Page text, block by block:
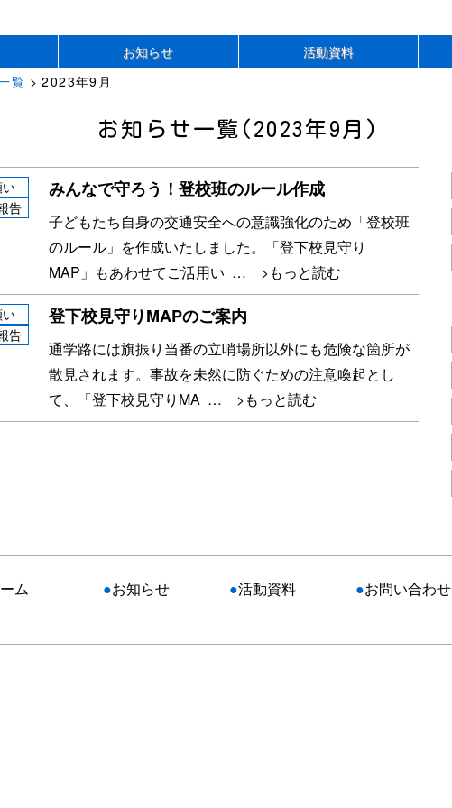
お知らせ 活動資料
覧 > 2023年9月
お知らせ一覧(2023年9月)
告
みんなで守ろう！登校班のルール作成
子どもたち自身の交通安全への意識強化のため「登校班
のルール」を作成いたしました。「登下校見守り
MAP」もあわせてご活用い … >もっと読む
告
登下校見守りMAPのご案内
通学路には旗振り当番の立哨場所以外にも危険な箇所が
散見されます。事故を未然に防ぐための注意喚起とし
て、「登下校見守りMA … >もっと読む
ム ●お知らせ ●活動資料 ●お問い合わせ